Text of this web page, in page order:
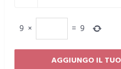
9 × = 9